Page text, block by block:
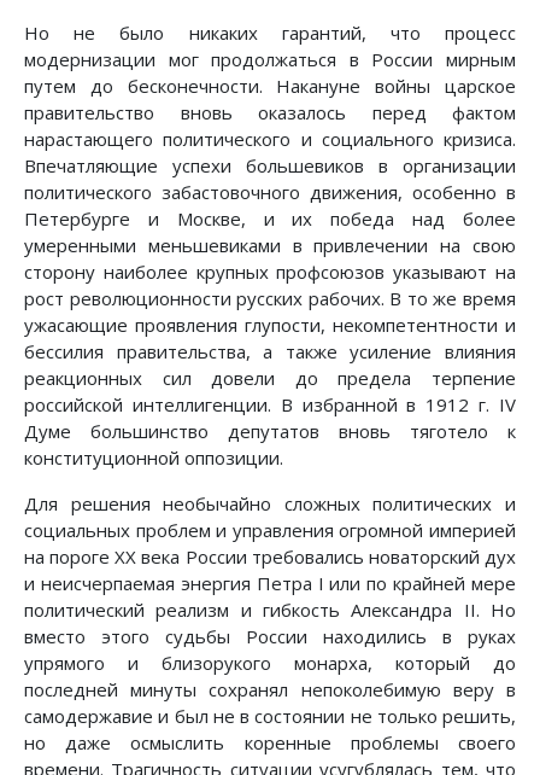
Но не было никаких гарантий, что процесс
модернизации мог продолжаться в России мирным
путем до бесконечности. Накануне войны царское
правительство вновь оказалось перед фактом
нарастающего политического и социального кризиса.
Впечатляющие успехи большевиков в организации
политического забастовочного движения, особенно в
Петербурге и Москве, и их победа над более
умеренными меньшевиками в привлечении на свою
сторону наиболее крупных профсоюзов указывают на
рост революционности русских рабочих. В то же время
ужасающие проявления глупости, некомпетентности и
бессилия правительства, а также усиление влияния
реакционных сил довели до предела терпение
российской интеллигенции. В избранной в 1912 г. IV
Думе большинство депутатов вновь тяготело к
конституционной оппозиции.
Для решения необычайно сложных политических и
социальных проблем и управления огромной империей
на пороге XX века России требовались новаторский дух
и неисчерпаемая энергия Петра I или по крайней мере
политический реализм и гибкость Александра II. Но
вместо этого судьбы России находились в руках
упрямого и близорукого монарха, который до
последней минуты сохранял непоколебимую веру в
самодержавие и был не в состоянии не только решить,
но даже осмыслить коренные проблемы своего
времени. Трагичность ситуации усугублялась тем, что